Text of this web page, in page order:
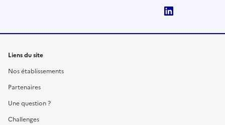
Liens du site
Nos établissements
Partenaires
Une question ?
Challenges